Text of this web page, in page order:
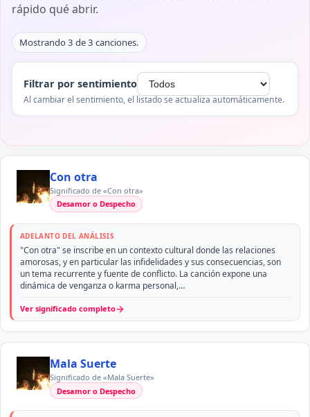
rápido qué abrir.
Mostrando 3 de 3 canciones.
Filtrar por sentimiento
Al cambiar el sentimiento, el listado se actualiza automáticamente.
Con otra
Significado de «Con otra»
Desamor o Despecho
ADELANTO DEL ANÁLISIS
"Con otra" se inscribe en un contexto cultural donde las relaciones
amorosas, y en particular las infidelidades y sus consecuencias, son
un tema recurrente y fuente de conflicto. La canción expone una
dinámica de venganza o karma personal,…
Ver significado completo→
Mala Suerte
Significado de «Mala Suerte»
Desamor o Despecho